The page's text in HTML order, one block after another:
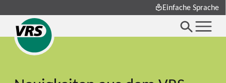
Einfache Sprache